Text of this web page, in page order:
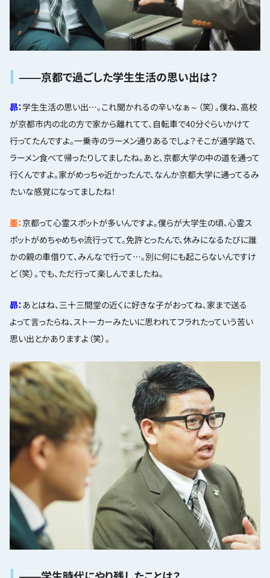
――京都で過ごした学生生活の思い出は？
昴：学生生活の思い出…。これ聞かれるの辛いなぁ～（笑）。僕ね、高校
が京都市内の北の方で家から離れてて、自転車で40分ぐらいかけて
行ってたんですよ。一乗寺のラーメン通りあるでしょ？そこが通学路で、
ラーメン食べて帰ったりしてましたね。あと、京都大学の中の道を通って
行くんですよ。家がめっちゃ近かったんで、なんか京都大学に通ってるみ
たいな感覚になってましたね！
亜：京都って心霊スポットが多いんですよ。僕らが大学生の頃、心霊ス
ポットがめちゃめちゃ流行ってて。免許とったんで、休みになるたびに誰
かの親の車借りて、みんなで行って…。別に何にも起こらないんですけ
ど（笑）。でも、ただ行って楽しんでましたね。
昴：あとはね、三十三間堂の近くに好きな子がおってね、家まで送る
よって言ったらね、ストーカーみたいに思われてフラれたっていう苦い
思い出とかありますよ（笑）。